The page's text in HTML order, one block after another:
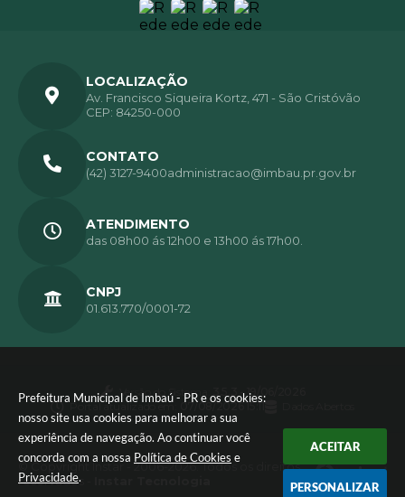
Prefeitura Municipal de Imbaú - PR e os cookies:
nosso site usa cookies para melhorar a sua
experiência de navegação. Ao continuar você
concorda com a nossa Política de Cookies e
Privacidade.
ACEITAR
PERSONALIZAR
LOCALIZAÇÃO
Av. Francisco Siqueira Kortz, 471 - São Cristóvão
CEP: 84250-000
CONTATO
(42) 3127-9400administracao@imbau.pr.gov.br
ATENDIMENTO
das 08h00 ás 12h00 e 13h00 ás 17h00.
CNPJ
01.613.770/0001-72
Versão do Sistema:
3.5.3 - 19/06/2026
Portal atualizado em:
07/08/2026 15:11
© Copyright Instar - 2006-2026. Todos os direitos
reservados -